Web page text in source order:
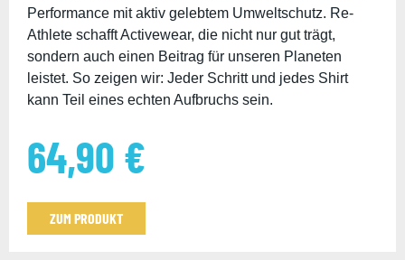
Performance mit aktiv gelebtem Umweltschutz. Re-
Athlete schafft Activewear, die nicht nur gut trägt,
sondern auch einen Beitrag für unseren Planeten
leistet. So zeigen wir: Jeder Schritt und jedes Shirt
kann Teil eines echten Aufbruchs sein.
64,90 €
ZUM PRODUKT